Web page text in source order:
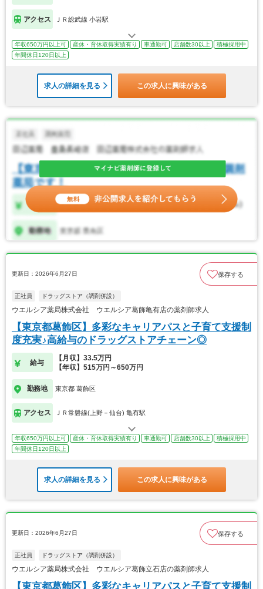
アクセス ＪＲ総武線 小岩駅
年収650万円以上可 産休・育休取得実績有り 車通勤可 店舗数30以上
積極採用中
年間休日120日以上
求人の詳細を見る この求人に興味がある
更新日：2026年6月27日 保存する
正社員 ドラッグストア（調剤併設）
ウエルシア薬局株式会社 ウエルシア葛飾亀有店の薬剤師求人
【東京都葛飾区】多彩なキャリアパスと子育て支援制
度充実♪高給与のドラッグストアチェーン◎
給与
【月収】33.5万円
【年収】515万円～650万円
勤務地 東京都 葛飾区
アクセス ＪＲ常磐線(上野－仙台) 亀有駅
年収650万円以上可 産休・育休取得実績有り 車通勤可 店舗数30以上
積極採用中
年間休日120日以上
求人の詳細を見る この求人に興味がある
更新日：2026年6月27日 保存する
正社員 ドラッグストア（調剤併設）
ウエルシア薬局株式会社 ウエルシア葛飾立石店の薬剤師求人
【東京都葛飾区】多彩なキャリアパスと子育て支援制